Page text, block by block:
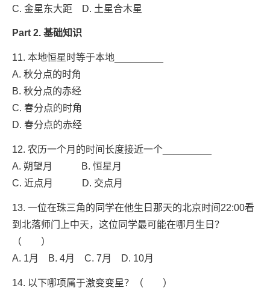
C. 金星东大距 D. 土星合木星
Part 2. 基础知识
11. 本地恒星时等于本地_________
A. 秋分点的时角
B. 秋分点的赤经
C. 春分点的时角
D. 春分点的赤经
12. 农历一个月的时间长度接近一个_________
A. 朔望月 B. 恒星月
C. 近点月 D. 交点月
13. 一位在珠三角的同学在他生日那天的北京时间22:00看
到北落师门上中天，这位同学最可能在哪月生日？
（ ）
A. 1月 B. 4月 C. 7月 D. 10月
14. 以下哪项属于激变变星？（ ）